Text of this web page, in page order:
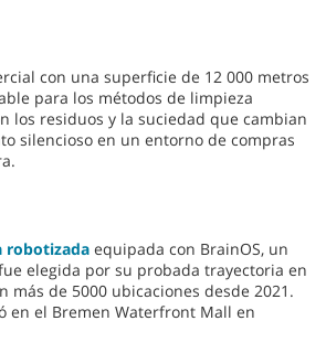
con una superficie de 12 000 metros
para los métodos de limpieza
los residuos y la suciedad que cambian
silencioso en un entorno de compras
robotizada equipada con BrainOS, un
elegida por su probada trayectoria en
de 5000 ubicaciones desde 2021.
en el Bremen Waterfront Mall en